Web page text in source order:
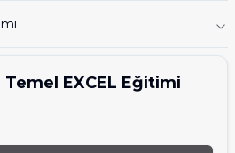
Temel EXCEL Eğitimi